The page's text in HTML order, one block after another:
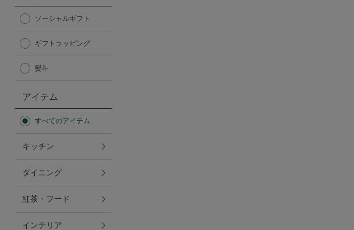
日傘
保冷バッグ
無重力シリーズ
トラベルグッズ
ランチ
ソーシャルギフト
ギフトラッピング
熨斗
アイテム
すべてのアイテム
キッチン
ダイニング
紅茶・フード
インテリア